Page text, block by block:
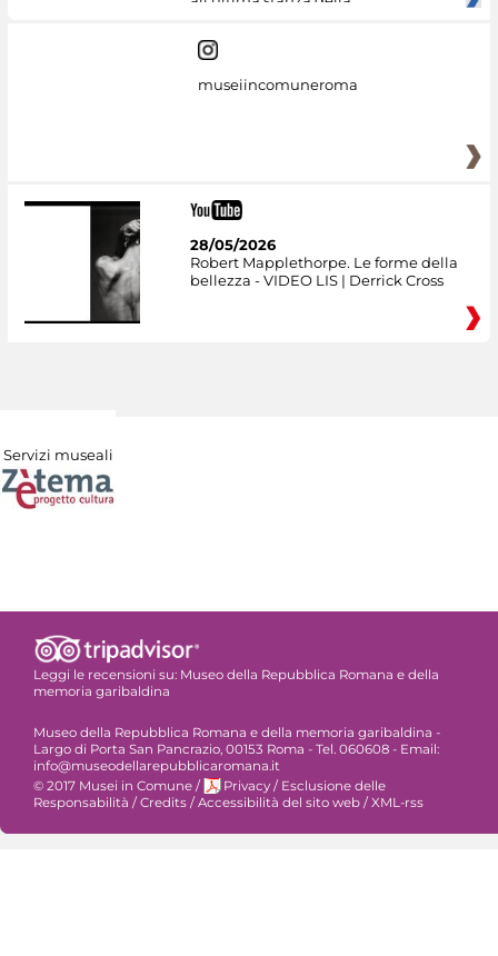
museiincomuneroma
28/05/2026
Robert Mapplethorpe. Le forme della
bellezza - VIDEO LIS | Derrick Cross
Servizi museali
Leggi le recensioni su: Museo della Repubblica Romana e della
memoria garibaldina
Museo della Repubblica Romana e della memoria garibaldina -
Largo di Porta San Pancrazio, 00153 Roma - Tel. 060608 - Email:
info@museodellarepubblicaromana.it
© 2017 Musei in Comune / Privacy / Esclusione delle
Responsabilità /Credits /Accessibilità del sito web /XML-rss